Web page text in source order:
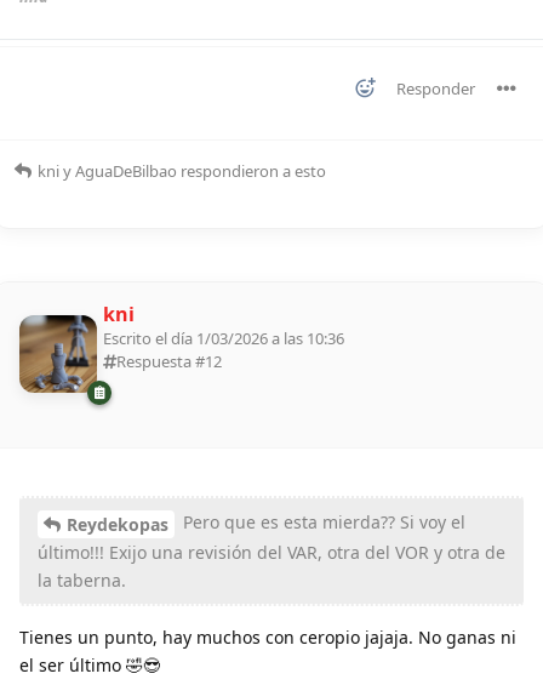
Responder
kniyAguaDeBilbao respondieron a esto
kni
Escrito el día 1/03/2026 a las 10:36
Respuesta #12
Reydekopas
Pero que es esta mierda?? Si voy el
último!!! Exijo una revisión del VAR, otra del VOR y otra de
la taberna.
Tienes un punto, hay muchos con ceropio jajaja. No ganas ni
el ser último 🤣😎